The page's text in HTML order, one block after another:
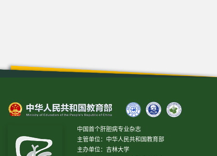
中国首个肝胆病专业杂志
主管单位：中华人民共和国教育部
主办单位：吉林大学